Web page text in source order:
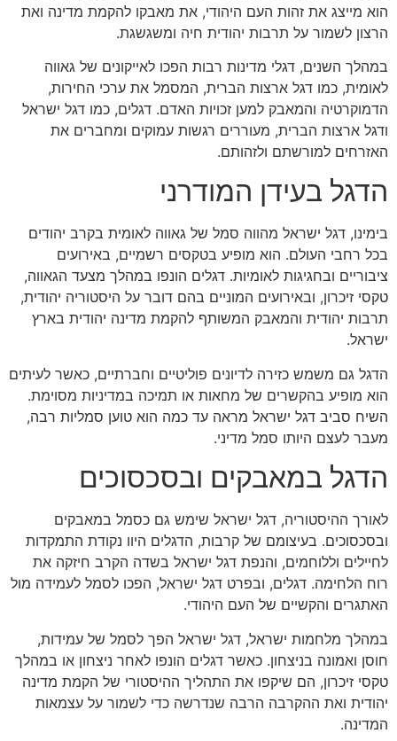
הוא מייצג את זהות העם היהודי, את מאבקו להקמת מדינה ואת
הרצון לשמור על תרבות יהודית חיה ומשגשגת.
במהלך השנים, דגלי מדינות רבות הפכו לאייקונים של גאווה
לאומית, כמו דגל ארצות הברית, המסמל את ערכי החירות,
הדמוקרטיה והמאבק למען זכויות האדם. דגלים, כמו דגל ישראל
ודגל ארצות הברית, מעוררים רגשות עמוקים ומחברים את
האזרחים למורשתם ולזהותם.
הדגל בעידן המודרני
בימינו, דגל ישראל מהווה סמל של גאווה לאומית בקרב יהודים
בכל רחבי העולם. הוא מופיע בטקסים רשמיים, באירועים
ציבוריים ובחגיגות לאומיות. דגלים הונפו במהלך מצעד הגאווה,
טקסי זיכרון, ובאירועים המוניים בהם דובר על היסטוריה יהודית,
תרבות יהודית והמאבק המשותף להקמת מדינה יהודית בארץ
ישראל.
הדגל גם משמש כזירה לדיונים פוליטיים וחברתיים, כאשר לעיתים
הוא מופיע בהקשרים של מחאות או תמיכה במדיניות מסוימת.
השיח סביב דגל ישראל מראה עד כמה הוא טוען סמליות רבה,
מעבר לעצם היותו סמל מדיני.
הדגל במאבקים ובסכסוכים
לאורך ההיסטוריה, דגל ישראל שימש גם כסמל במאבקים
ובסכסוכים. בעיצומם של קרבות, הדגלים היוו נקודת התמקדות
לחיילים וללוחמים, והנפת דגל ישראל בשדה הקרב חיזקה את
רוח הלחימה. דגלים, ובפרט דגל ישראל, הפכו לסמל לעמידה מול
האתגרים והקשיים של העם היהודי.
במהלך מלחמות ישראל, דגל ישראל הפך לסמל של עמידות,
חוסן ואמונה בניצחון. כאשר דגלים הונפו לאחר ניצחון או במהלך
טקסי זיכרון, הם שיקפו את התהליך ההיסטורי של הקמת מדינה
יהודית ואת ההקרבה הרבה שנדרשה כדי לשמור על עצמאות
המדינה.